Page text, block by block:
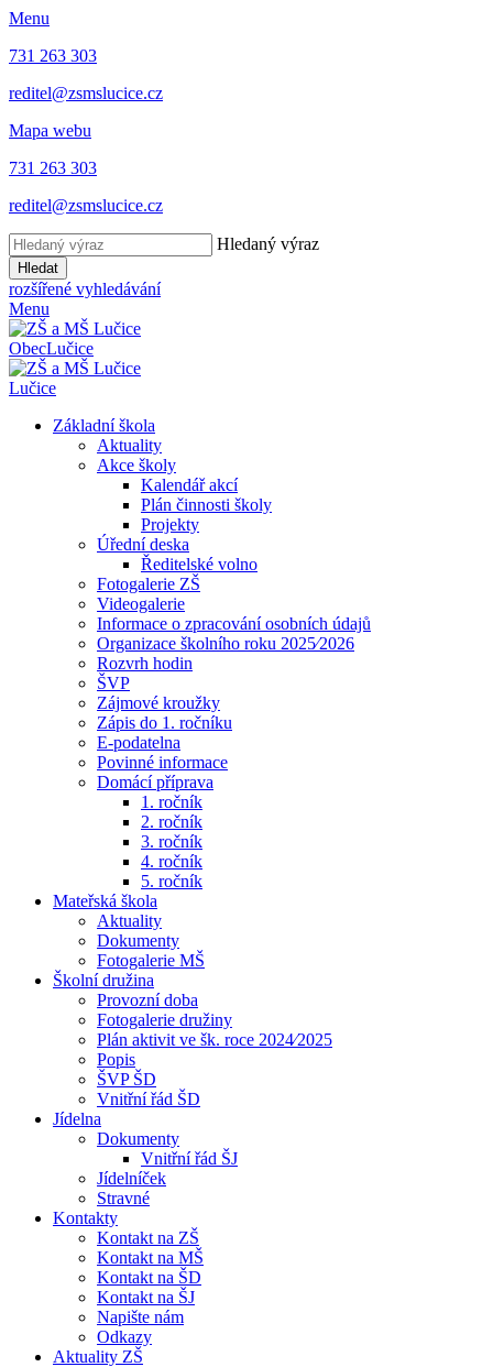
Menu
731 263 303
reditel@zsmslucice.cz
Mapa webu
731 263 303
reditel@zsmslucice.cz
Hledaný výraz
Hledat
rozšířené vyhledávání
Menu
ObecLučice
Lučice
Základní škola
Aktuality
Akce školy
Kalendář akcí
Plán činnosti školy
Projekty
Úřední deska
Ředitelské volno
Fotogalerie ZŠ
Videogalerie
Informace o zpracování osobních údajů
Organizace školního roku 2025⁄2026
Rozvrh hodin
ŠVP
Zájmové kroužky
Zápis do 1. ročníku
E-podatelna
Povinné informace
Domácí příprava
1. ročník
2. ročník
3. ročník
4. ročník
5. ročník
Mateřská škola
Aktuality
Dokumenty
Fotogalerie MŠ
Školní družina
Provozní doba
Fotogalerie družiny
Plán aktivit ve šk. roce 2024⁄2025
Popis
ŠVP ŠD
Vnitřní řád ŠD
Jídelna
Dokumenty
Vnitřní řád ŠJ
Jídelníček
Stravné
Kontakty
Kontakt na ZŠ
Kontakt na MŠ
Kontakt na ŠD
Kontakt na ŠJ
Napište nám
Odkazy
Aktuality ZŠ